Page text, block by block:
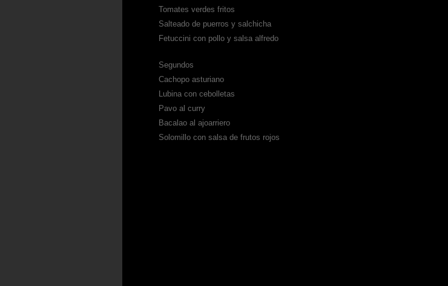
Tomates verdes fritos
Salteado de puerros y salchicha
Fetuccini con pollo y salsa alfredo
Segundos
Cachopo asturiano
Lubina con cebolletas
Pavo al curry
Bacalao al ajoarriero
Solomillo con salsa de frutos rojos